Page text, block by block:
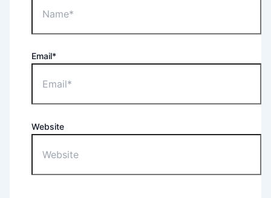
Email*
Website